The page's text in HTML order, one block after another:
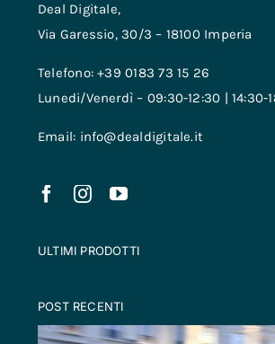
Deal Digitale,
Via Garessio, 30/3 – 18100 Imperia
Telefono: +39 0183 73 15 26
Lunedi/Venerdì – 09:30-12:30 | 14:30-
Email: info@dealdigitale.it
ULTIMI PRODOTTI
POST RECENTI